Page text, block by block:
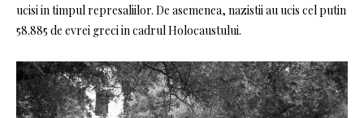
ucisi in timpul represaliilor. De asemenea, nazistii au ucis cel putin
58.885 de evrei greci in cadrul Holocaustului.